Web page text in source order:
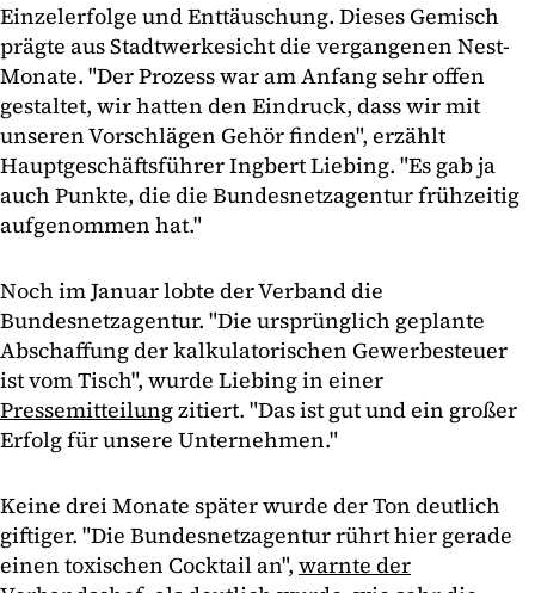
Einzelerfolge und Enttäuschung. Dieses Gemisch
prägte aus Stadtwerkesicht die vergangenen Nest-
Monate. "Der Prozess war am Anfang sehr offen
gestaltet, wir hatten den Eindruck, dass wir mit
unseren Vorschlägen Gehör finden", erzählt
Hauptgeschäftsführer Ingbert Liebing. "Es gab ja
auch Punkte, die die Bundesnetzagentur frühzeitig
aufgenommen hat."
Noch im Januar lobte der Verband die
Bundesnetzagentur. "Die ursprünglich geplante
Abschaffung der kalkulatorischen Gewerbesteuer
ist vom Tisch", wurde Liebing in einer
Pressemitteilungzitiert. "Das ist gut und ein großer
Erfolg für unsere Unternehmen."
Keine drei Monate später wurde der Ton deutlich
giftiger. "Die Bundesnetzagentur rührt hier gerade
einen toxischen Cocktail an", warnte der